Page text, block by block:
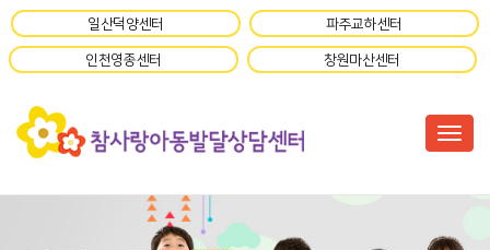
일산덕양센터 파주교하센터
인천영종센터 창원마산센터